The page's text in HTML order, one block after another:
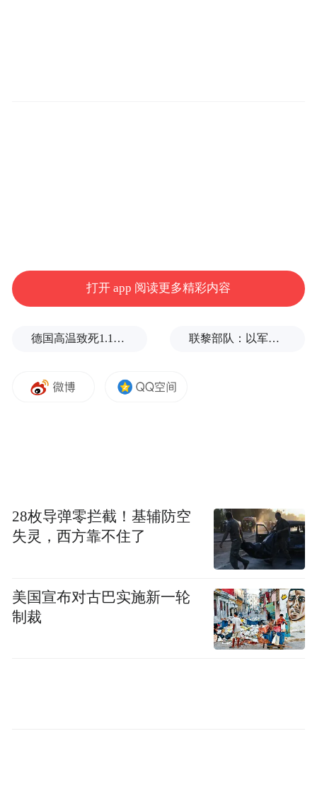
对于李军的指控，9月21日，“红星新闻”致电
开的”，针对李军称“已就陈红违法行为报警”
吗？不可能的事情”，并表示将联系陈红询问
决。
9月27日，陈红在抖音个人账号发文称：“无
论世间多少纷纷扰扰，仍然相信爱满人间!愿
婚姻里的女人们少一些背叛与伤害，愿男人
们多一些责任与担当，常回家看看！”
打开 app 阅读更多精彩内容
德国高温致死1.19万人，为2016年来最高纪录 联黎部队：以军单日向黎发射113枚炮弹
28枚导弹零拦截！基辅防空
失灵，西方靠不住了
美国宣布对古巴实施新一轮
制裁